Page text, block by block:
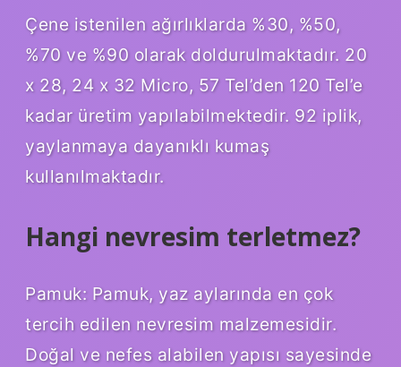
Çene istenilen ağırlıklarda %30, %50,
%70 ve %90 olarak doldurulmaktadır. 20
x 28, 24 x 32 Micro, 57 Tel’den 120 Tel’e
kadar üretim yapılabilmektedir. 92 iplik,
yaylanmaya dayanıklı kumaş
kullanılmaktadır.
Hangi nevresim terletmez?
Pamuk: Pamuk, yaz aylarında en çok
tercih edilen nevresim malzemesidir.
Doğal ve nefes alabilen yapısı sayesinde